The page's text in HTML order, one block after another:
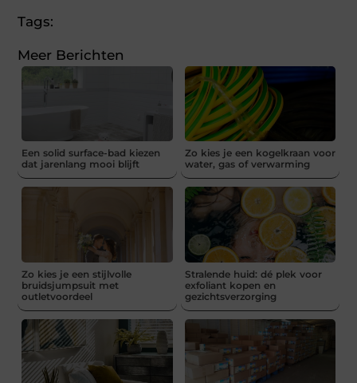
Tags:
Meer Berichten
Een solid surface-bad kiezen
dat jarenlang mooi blijft
Zo kies je een kogelkraan voor
water, gas of verwarming
Zo kies je een stijlvolle
bruidsjumpsuit met
outletvoordeel
Stralende huid: dé plek voor
exfoliant kopen en
gezichtsverzorging